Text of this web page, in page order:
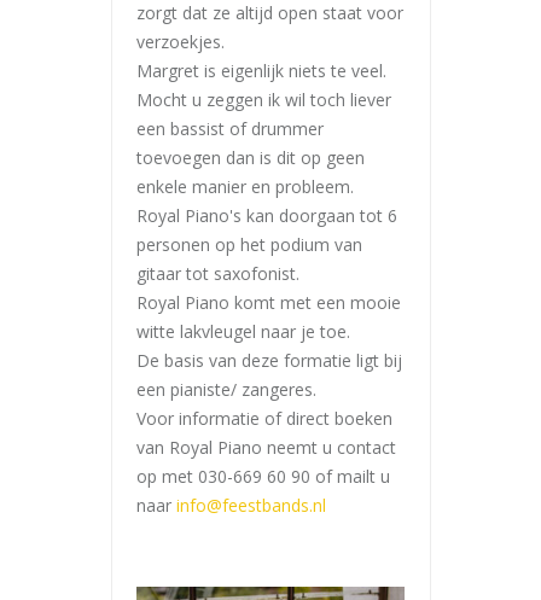
zorgt dat ze altijd open staat voor
verzoekjes.
Margret is eigenlijk niets te veel.
Mocht u zeggen ik wil toch liever
een bassist of drummer
toevoegen dan is dit op geen
enkele manier en probleem.
Royal Piano's kan doorgaan tot 6
personen op het podium van
gitaar tot saxofonist.
Royal Piano komt met een mooie
witte lakvleugel naar je toe.
De basis van deze formatie ligt bij
een pianiste/ zangeres.
Voor informatie of direct boeken
van Royal Piano neemt u contact
op met 030-669 60 90 of mailt u
naar info@feestbands.nl